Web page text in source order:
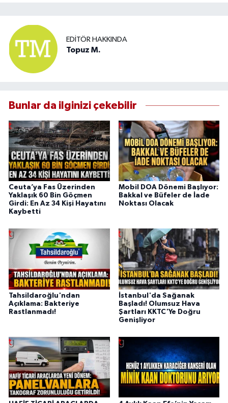
EDITÖR HAKKINDA
Topuz M.
Bunlar da ilginizi çekebilir
Ceuta’ya Fas Üzerinden
Yaklaşık 60 Bin Göçmen
Girdi: En Az 34 Kişi Hayatını
Kaybetti
Mobil DOA Dönemi Başlıyor:
Bakkal ve Büfeler de İade
Noktası Olacak
Tahsildaroğlu'ndan
Açıklama: Bakteriye
Rastlanmadı!
İstanbul'da Sağanak
Başladı! Olumsuz Hava
Şartları KKTC'Ye Doğru
Genişliyor